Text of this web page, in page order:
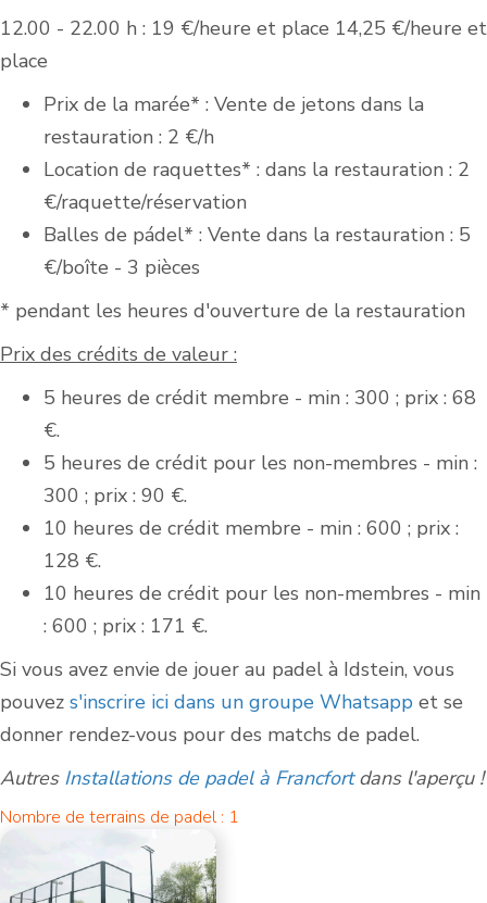
12.00 - 22.00 h : 19 €/heure et place 14,25 €/heure et
place
Prix de la marée* : Vente de jetons dans la
restauration : 2 €/h
Location de raquettes* : dans la restauration : 2
€/raquette/réservation
Balles de pádel* : Vente dans la restauration : 5
€/boîte - 3 pièces
* pendant les heures d'ouverture de la restauration
Prix des crédits de valeur :
5 heures de crédit membre - min : 300 ; prix : 68
€.
5 heures de crédit pour les non-membres - min :
300 ; prix : 90 €.
10 heures de crédit membre - min : 600 ; prix :
128 €.
10 heures de crédit pour les non-membres - min
: 600 ; prix : 171 €.
Si vous avez envie de jouer au padel à Idstein, vous
pouvez s'inscrire ici dans un groupe Whatsapp et se
donner rendez-vous pour des matchs de padel.
Autres Installations de padel à Francfortdans l'aperçu !
Nombre de terrains de padel : 1